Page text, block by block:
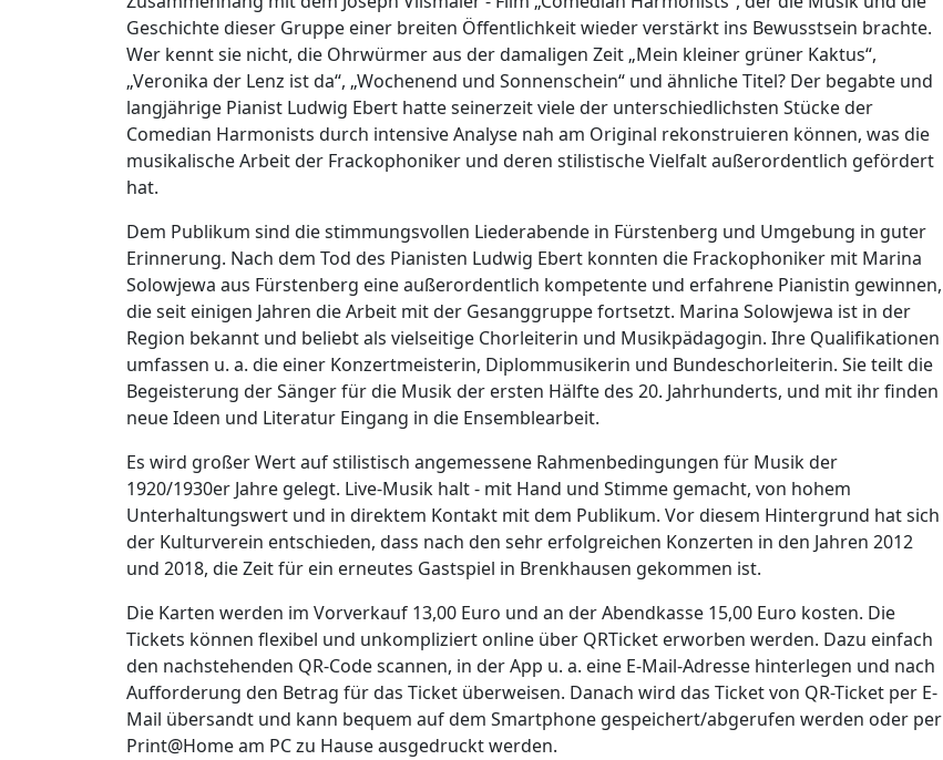
Geschichte dieser Gruppe einer breiten Öffentlichkeit wieder verstärkt ins Bewusstsein brachte.
Wer kennt sie nicht, die Ohrwürmer aus der damaligen Zeit „Mein kleiner grüner Kaktus“,
„Veronika der Lenz ist da“, „Wochenend und Sonnenschein“ und ähnliche Titel? Der begabte und
langjährige Pianist Ludwig Ebert hatte seinerzeit viele der unterschiedlichsten Stücke der
Comedian Harmonists durch intensive Analyse nah am Original rekonstruieren können, was die
musikalische Arbeit der Frackophoniker und deren stilistische Vielfalt außerordentlich gefördert
hat.
Dem Publikum sind die stimmungsvollen Liederabende in Fürstenberg und Umgebung in guter
Erinnerung. Nach dem Tod des Pianisten Ludwig Ebert konnten die Frackophoniker mit Marina
Solowjewa aus Fürstenberg eine außerordentlich kompetente und erfahrene Pianistin gewinnen,
die seit einigen Jahren die Arbeit mit der Gesanggruppe fortsetzt. Marina Solowjewa ist in der
Region bekannt und beliebt als vielseitige Chorleiterin und Musikpädagogin. Ihre Qualifikationen
umfassen u. a. die einer Konzertmeisterin, Diplommusikerin und Bundeschorleiterin. Sie teilt die
Begeisterung der Sänger für die Musik der ersten Hälfte des 20. Jahrhunderts, und mit ihr finden
neue Ideen und Literatur Eingang in die Ensemblearbeit.
Es wird großer Wert auf stilistisch angemessene Rahmenbedingungen für Musik der
1920/1930er Jahre gelegt. Live-Musik halt - mit Hand und Stimme gemacht, von hohem
Unterhaltungswert und in direktem Kontakt mit dem Publikum. Vor diesem Hintergrund hat sich
der Kulturverein entschieden, dass nach den sehr erfolgreichen Konzerten in den Jahren 2012
und 2018, die Zeit für ein erneutes Gastspiel in Brenkhausen gekommen ist.
Die Karten werden im Vorverkauf 13,00 Euro und an der Abendkasse 15,00 Euro kosten. Die
Tickets können flexibel und unkompliziert online über QRTicket erworben werden. Dazu einfach
den nachstehenden QR-Code scannen, in der App u. a. eine E-Mail-Adresse hinterlegen und nach
Aufforderung den Betrag für das Ticket überweisen. Danach wird das Ticket von QR-Ticket per E-
Mail übersandt und kann bequem auf dem Smartphone gespeichert/abgerufen werden oder per
Print@Home am PC zu Hause ausgedruckt werden.